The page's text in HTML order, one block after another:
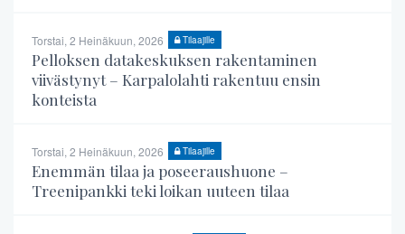
Torstai, 2 Heinäkuun, 2026 Tilaajille
Pelloksen datakeskuksen rakentaminen
viivästynyt – Karpalolahti rakentuu ensin
konteista
Torstai, 2 Heinäkuun, 2026 Tilaajille
Enemmän tilaa ja poseeraushuone –
Treenipankki teki loikan uuteen tilaa